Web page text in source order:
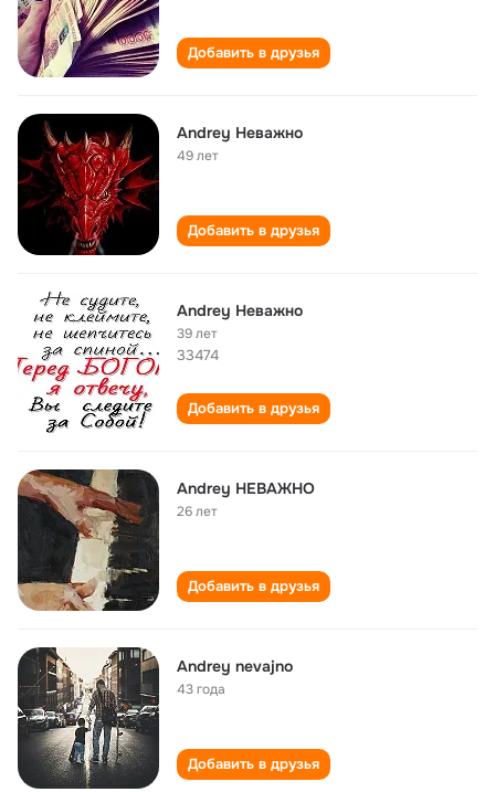
Добавить в друзья
Andrey Неважно
49 лет
Добавить в друзья
Andrey Неважно
39 лет
33474
Добавить в друзья
Andrey НЕВАЖНО
26 лет
Добавить в друзья
Andrey nevajno
43 года
Добавить в друзья